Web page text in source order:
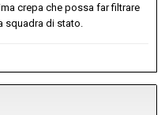
crepa che possa far filtrare
squadra di stato.